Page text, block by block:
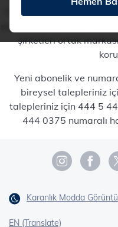
Telefonu hizmetleri Türk
sunulmaktadır. Türk
şirketleri ortak
Yeni abonelik ve
bireysel talepleriniz
talepleriniz için 444 5
444 0375 numaralı
Karanlık Modda
EN (Translate)